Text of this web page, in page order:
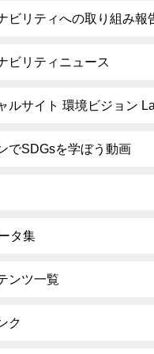
ビリティへの取り組み報
ビリティニュース
ルサイト 環境ビジョン
でSDGsを学ぼう動画
タ集
ンツ一覧
ク